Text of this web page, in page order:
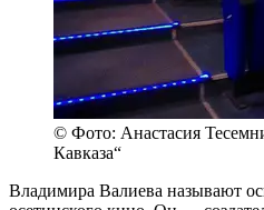
© Фото: Анастасия
Кавказа“
Владимира Валиева называют